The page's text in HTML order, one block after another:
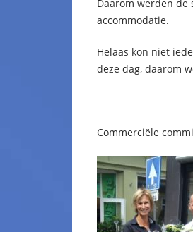
Daarom werden
accommodatie.
Helaas kon niet
deze dag, daarom
Commerciële